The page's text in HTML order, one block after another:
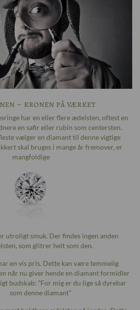
– kronen på værket
har en eller flere ædelsten, oftest en
en safir eller rubin som centersten.
vælger en diamant til denne vigtige
skal bruges i mange år fremover, er
mangfoldige
utroligt smuk. Der findes ingen anden
som glitrer helt som den.
en vis pris. Dette kan være temmelig
når nu giver hende en diamant formidler
budskab: ”For mig er du lige så dyrebar
som denne diamant”